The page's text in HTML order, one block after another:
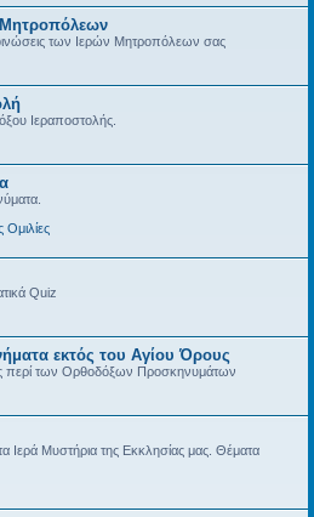
Μητροπόλεων
των Ιερών Μητροπόλεων σας
Ιεραποστολής.
Ομιλίες
Quiz
εκτός του Αγίου Όρους
περί των Ορθοδόξων Προσκηνυμάτων
Ιερά Μυστήρια της Εκκλησίας μας. Θέματα